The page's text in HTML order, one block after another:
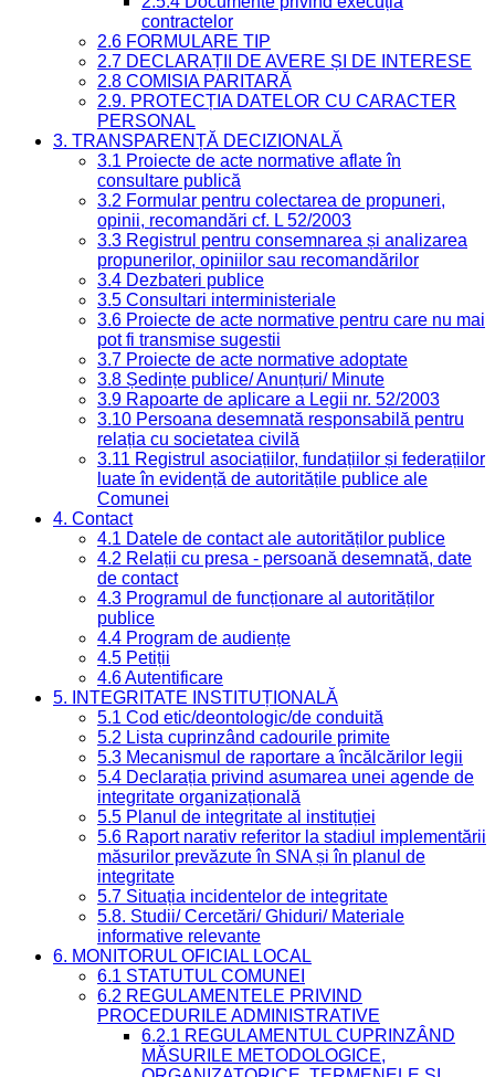
contractelor
2.6 FORMULARE TIP
2.7 DECLARAȚII DE AVERE ȘI DE INTERESE
2.8 COMISIA PARITARĂ
2.9. PROTECȚIA DATELOR CU CARACTER
PERSONAL
3. TRANSPARENȚĂ DECIZIONALĂ
3.1 Proiecte de acte normative aflate în
consultare publică
3.2 Formular pentru colectarea de propuneri,
opinii, recomandări cf. L 52/2003
3.3 Registrul pentru consemnarea și analizarea
propunerilor, opiniilor sau recomandărilor
3.4 Dezbateri publice
3.5 Consultari interministeriale
3.6 Proiecte de acte normative pentru care nu mai
pot fi transmise sugestii
3.7 Proiecte de acte normative adoptate
3.8 Ședințe publice/ Anunțuri/ Minute
3.9 Rapoarte de aplicare a Legii nr. 52/2003
3.10 Persoana desemnată responsabilă pentru
relația cu societatea civilă
3.11 Registrul asociațiilor, fundațiilor și federațiilor
luate în evidență de autoritățile publice ale
Comunei
4. Contact
4.1 Datele de contact ale autorităților publice
4.2 Relații cu presa - persoană desemnată, date
de contact
4.3 Programul de funcționare al autorităților
publice
4.4 Program de audiențe
4.5 Petiții
4.6 Autentificare
5. INTEGRITATE INSTITUȚIONALĂ
5.1 Cod etic/deontologic/de conduită
5.2 Lista cuprinzând cadourile primite
5.3 Mecanismul de raportare a încălcărilor legii
5.4 Declarația privind asumarea unei agende de
integritate organizațională
5.5 Planul de integritate al instituției
5.6 Raport narativ referitor la stadiul implementării
măsurilor prevăzute în SNA și în planul de
integritate
5.7 Situația incidentelor de integritate
5.8. Studii/ Cercetări/ Ghiduri/ Materiale
informative relevante
6. MONITORUL OFICIAL LOCAL
6.1 STATUTUL COMUNEI
6.2 REGULAMENTELE PRIVIND
PROCEDURILE ADMINISTRATIVE
6.2.1 REGULAMENTUL CUPRINZÂND
MĂSURILE METODOLOGICE,